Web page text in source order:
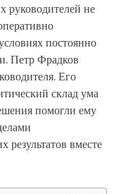
руководителей не
постоянно
Петр Фрадков
Его
склад ума
помогли ему
результатов вместе